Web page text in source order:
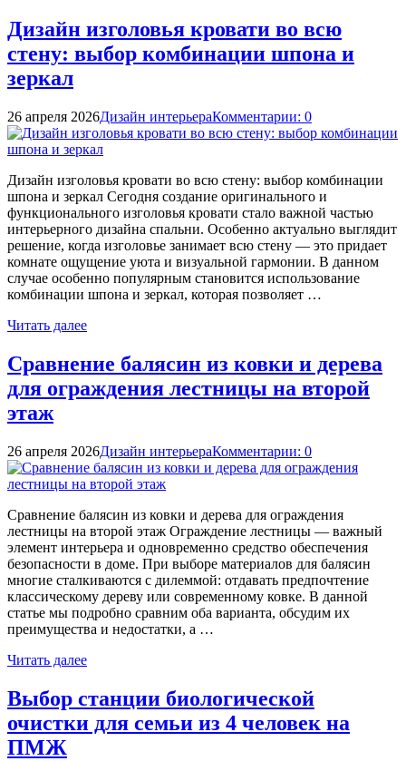
Дизайн изголовья кровати во всю
стену: выбор комбинации шпона и
зеркал
26 апреля 2026Дизайн интерьераКомментарии: 0
Дизайн изголовья кровати во всю стену: выбор комбинации
шпона и зеркал Сегодня создание оригинального и
функционального изголовья кровати стало важной частью
интерьерного дизайна спальни. Особенно актуально выглядит
решение, когда изголовье занимает всю стену — это придает
комнате ощущение уюта и визуальной гармонии. В данном
случае особенно популярным становится использование
комбинации шпона и зеркал, которая позволяет …
Читать далее
Сравнение балясин из ковки и дерева
для ограждения лестницы на второй
этаж
26 апреля 2026Дизайн интерьераКомментарии: 0
Сравнение балясин из ковки и дерева для ограждения
лестницы на второй этаж Ограждение лестницы — важный
элемент интерьера и одновременно средство обеспечения
безопасности в доме. При выборе материалов для балясин
многие сталкиваются с дилеммой: отдавать предпочтение
классическому дереву или современному ковке. В данной
статье мы подробно сравним оба варианта, обсудим их
преимущества и недостатки, а …
Читать далее
Выбор станции биологической
очистки для семьи из 4 человек на
ПМЖ